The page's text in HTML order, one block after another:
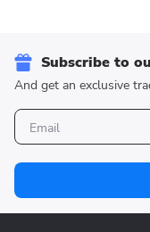
Subscribe to
And get an exclusive